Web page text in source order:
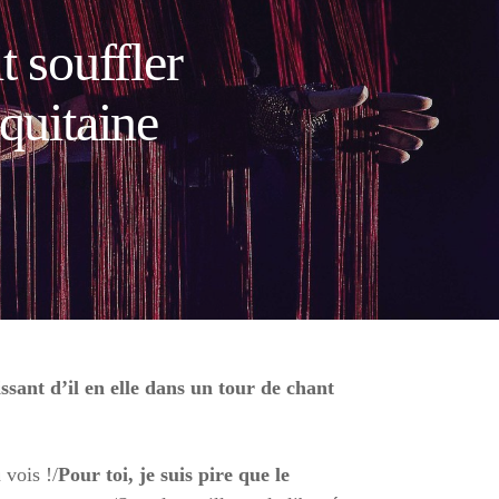
souffler
d’il en elle dans un tour de chant
vois !/Pour toi, je suis pire que le